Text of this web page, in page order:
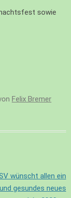
sowie
Felix Bremer
wünscht allen ein
gesundes neues